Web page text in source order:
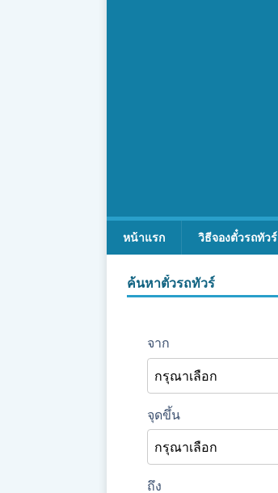
หน้าแรก วิธีจองตั๋วรถทัวร์
ค้นหาตั๋วรถทัวร์